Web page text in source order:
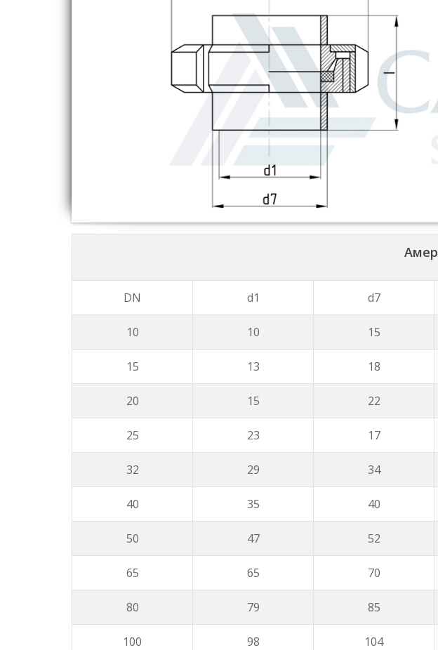
DN d1 d7
10 10 15
15 13 18
20 15 22
25 23 17
32 29 34
40 35 40
50 47 52
65 65 70
80 79 85
100 98 104